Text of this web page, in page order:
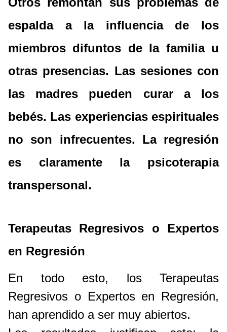
espalda a la influencia de los
miembros difuntos de la familia u
otras presencias. Las sesiones con
las madres pueden curar a los
bebés. Las experiencias espirituales
no son infrecuentes. La regresión
es claramente la psicoterapia
transpersonal.
Terapeutas Regresivos o Expertos
en Regresión
En todo esto, los Terapeutas
Regresivos o Expertos en Regresión,
han aprendido a ser muy abiertos.